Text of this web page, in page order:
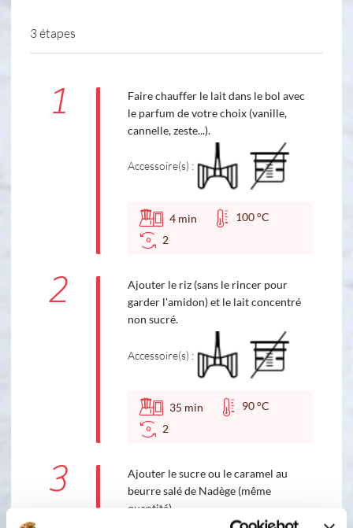
3 étapes
1
Faire chauffer le lait dans le bol avec
le parfum de votre choix (vanille,
cannelle, zeste...).
Accessoire(s) :
4 min
100 °C
2
2
Ajouter le riz (sans le rincer pour
garder l'amidon) et le lait concentré
non sucré.
Accessoire(s) :
35 min
90 °C
2
3
Ajouter le sucre ou le caramel au
beurre salé de Nadège (même
quantité).